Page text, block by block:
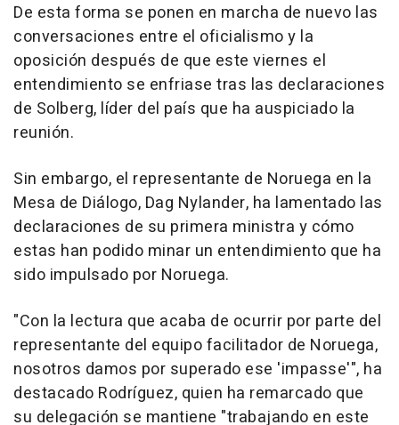
De esta forma se ponen en marcha de nuevo las
conversaciones entre el oficialismo y la
oposición después de que este viernes el
entendimiento se enfriase tras las declaraciones
de Solberg, líder del país que ha auspiciado la
reunión.
Sin embargo, el representante de Noruega en la
Mesa de Diálogo, Dag Nylander, ha lamentado las
declaraciones de su primera ministra y cómo
estas han podido minar un entendimiento que ha
sido impulsado por Noruega.
"Con la lectura que acaba de ocurrir por parte del
representante del equipo facilitador de Noruega,
nosotros damos por superado ese 'impasse'", ha
destacado Rodríguez, quien ha remarcado que
su delegación se mantiene "trabajando en este